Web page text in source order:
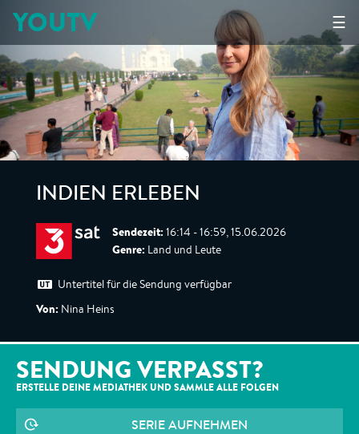
☰
YOUTV
INDIEN ERLEBEN
Sendezeit: 16:14 - 16:59, 15.06.2026
Genre: Land und Leute
Untertitel für die Sendung verfügbar
Von: Nina Heins
SENDUNG VERPASST?
ERSTELLE DEINE MEDIATHEK UND SAMMLE ALLE FOLGEN
SERIE AUFNEHMEN